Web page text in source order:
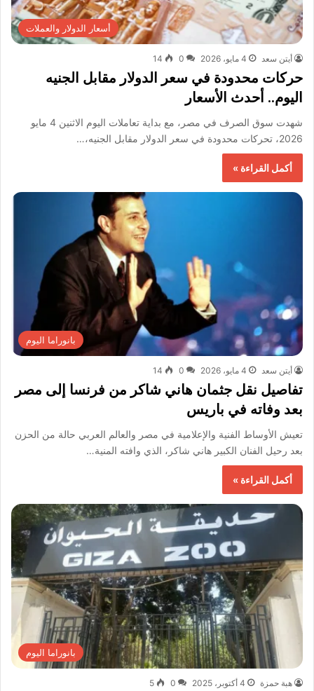
أسعار الدولار والعملات
أيتن سعد 4 مايو، 2026 0
14
حركات محدودة في سعر الدولار مقابل الجنيه
اليوم.. أحدث الأسعار
شهدت سوق الصرف في مصر، مع بداية تعاملات اليوم الاثنين 4 مايو
2026، تحركات محدودة في سعر الدولار مقابل الجنيه،…
أكمل القراءة »
بانوراما اليوم
أيتن سعد 4 مايو، 2026 0
14
تفاصيل نقل جثمان هاني شاكر من فرنسا إلى مصر
بعد وفاته في باريس
تعيش الأوساط الفنية والإعلامية في مصر والعالم العربي حالة من الحزن
بعد رحيل الفنان الكبير هاني شاكر، الذي وافته المنية…
أكمل القراءة »
بانوراما اليوم
هبة حمزة 4 أكتوبر، 2025 0
5